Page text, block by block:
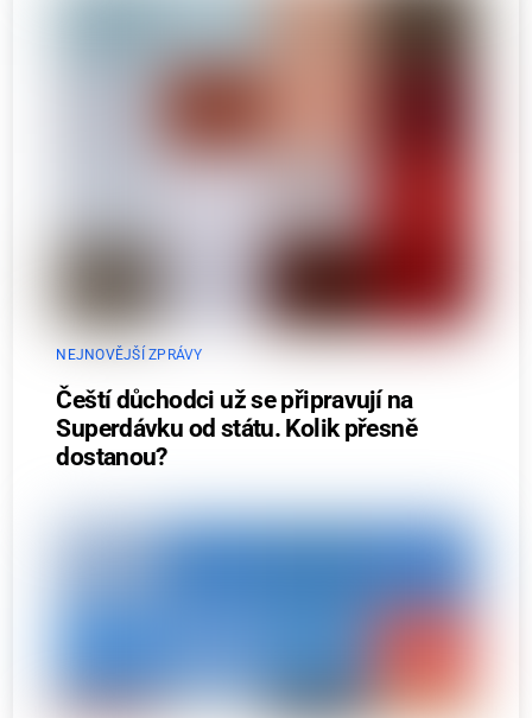
NEJNOVĚJŠÍ ZPRÁVY
Čeští důchodci už se připravují na
Superdávku od státu. Kolik přesně
dostanou?